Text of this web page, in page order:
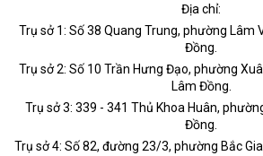
Địa chỉ:
Trụ sở 1: Số 38 Quang Trung, phường Lâm
Đồng.
Trụ sở 2: Số 10 Trần Hưng Đạo, phường
Lâm Đồng.
Trụ sở 3: 339 - 341 Thủ Khoa Huân,
Đồng.
Trụ sở 4: Số 82, đường 23/3, phường Bắc